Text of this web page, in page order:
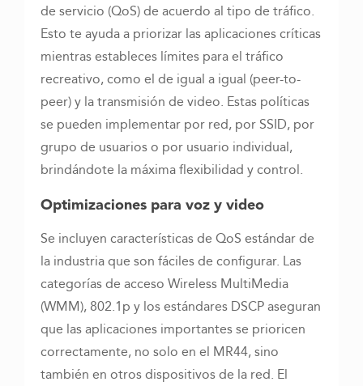
de servicio (QoS) de acuerdo al tipo de tráfico.
Esto te ayuda a priorizar las aplicaciones críticas
mientras estableces límites para el tráfico
recreativo, como el de igual a igual (peer-to-
peer) y la transmisión de video. Estas políticas
se pueden implementar por red, por SSID, por
grupo de usuarios o por usuario individual,
brindándote la máxima flexibilidad y control.
Optimizaciones para voz y video
Se incluyen características de QoS estándar de
la industria que son fáciles de configurar. Las
categorías de acceso Wireless MultiMedia
(WMM), 802.1p y los estándares DSCP aseguran
que las aplicaciones importantes se prioricen
correctamente, no solo en el MR44, sino
también en otros dispositivos de la red. El